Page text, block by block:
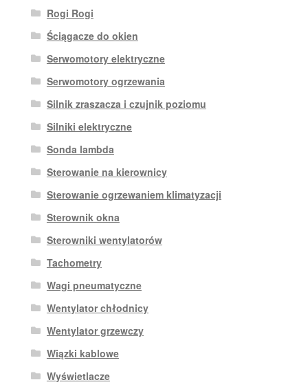
Rogi Rogi
Ściągacze do okien
Serwomotory elektryczne
Serwomotory ogrzewania
Silnik zraszacza i czujnik poziomu
Silniki elektryczne
Sonda lambda
Sterowanie na kierownicy
Sterowanie ogrzewaniem klimatyzacji
Sterownik okna
Sterowniki wentylatorów
Tachometry
Wagi pneumatyczne
Wentylator chłodnicy
Wentylator grzewczy
Wiązki kablowe
Wyświetlacze